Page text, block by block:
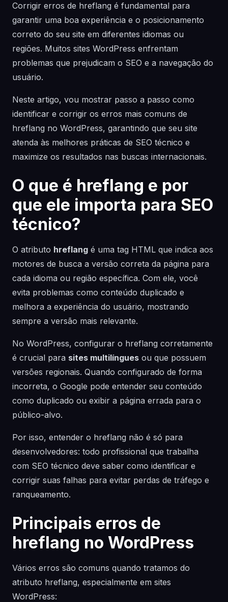
Corrigir erros de hreflang é fundamental para
garantir uma boa experiência e o posicionamento
correto do seu site em diferentes idiomas ou
regiões. Muitos sites WordPress enfrentam
problemas que prejudicam o SEO e a navegação do
usuário.
Neste artigo, vou mostrar passo a passo como
identificar e corrigir os erros mais comuns de
hreflang no WordPress, garantindo que seu site
atenda às melhores práticas de SEO técnico e
maximize os resultados nas buscas internacionais.
O que é hreflang e por
que ele importa para SEO
técnico?
O atributo hreflang é uma tag HTML que indica aos
motores de busca a versão correta da página para
cada idioma ou região específica. Com ele, você
evita problemas como conteúdo duplicado e
melhora a experiência do usuário, mostrando
sempre a versão mais relevante.
No WordPress, configurar o hreflang corretamente
é crucial para sites multilíngues ou que possuem
versões regionais. Quando configurado de forma
incorreta, o Google pode entender seu conteúdo
como duplicado ou exibir a página errada para o
público-alvo.
Por isso, entender o hreflang não é só para
desenvolvedores: todo profissional que trabalha
com SEO técnico deve saber como identificar e
corrigir suas falhas para evitar perdas de tráfego e
ranqueamento.
Principais erros de
hreflang no WordPress
Vários erros são comuns quando tratamos do
atributo hreflang, especialmente em sites
WordPress: